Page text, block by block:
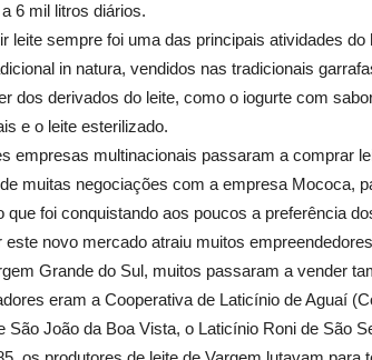
6 mil litros diários.
leite sempre foi uma das principais atividades
in natura, vendidos nas tradicionais
dos derivados do leite, como o iogurte com
e o leite esterilizado.
empresas multinacionais passaram a comprar
muitas negociações com a empresa Mococa,
que foi conquistando aos poucos a preferência
este novo mercado atraiu muitos
Grande do Sul, muitos passaram a vender
eram a Cooperativa de Laticínio de Aguaí
São João da Boa Vista, o Laticínio Roni de São